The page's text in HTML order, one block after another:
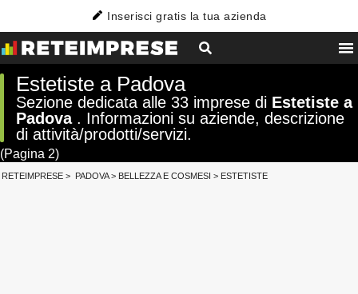
Inserisci gratis la tua azienda
Estetiste a Padova
Sezione dedicata alle 33 imprese di Estetiste a
Padova. Informazioni su aziende, descrizione
di attività/prodotti/servizi.
(Pagina 2)
RETEIMPRESE > PADOVA> BELLEZZA E COSMESI > ESTETISTE